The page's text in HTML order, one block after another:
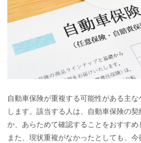
自動車保険が重複する可能性がある主
します。該当する人は、自動車保険の
か、あらためて確認することをおすすめ
また、現状重複がなかったとしても、